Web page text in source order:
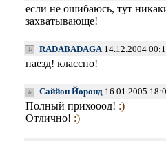
если не ошибаюсь, тут
захватывающе!
RADABADAGA14.12.2004
наезд! классно!
Саййон Йоронд 16.01.2005
Полный прихооод! :)
Отлично! :)